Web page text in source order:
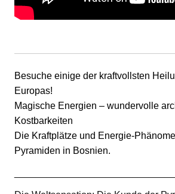
Besuche einige der kraftvollsten
Europas!
Magische Energien – wundervolle
Kostbarkeiten
Die Kraftplätze und Energie-
Pyramiden in Bosnien.